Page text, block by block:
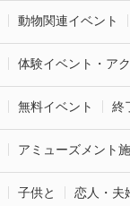
動物関連イベント
体験イベント・ア
無料イベント 終
アミューズメント
子供と 恋人・夫